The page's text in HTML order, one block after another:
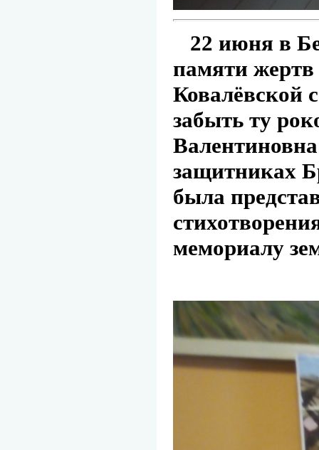
22 июня в
памяти
Ковалёвской
забыть ту
защитниках
была
мемориалу